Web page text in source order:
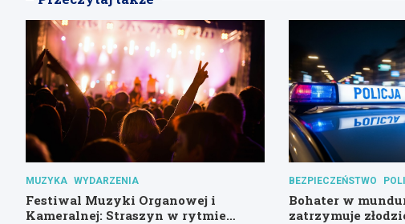
MUZYKA WYDARZENIA
Festiwal Muzyki Organowej i
Kameralnej: Straszyn w rytmie
BEZPIECZEŃSTWO
Bohater w
zatrzymuje